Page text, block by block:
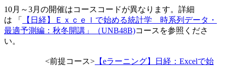
10月～3月の開催はコースコードが異なります。詳細
は 「
【日経】Ｅｘｃｅｌで始める統計学 時系列データ・
最適予測編：秋冬開講」（UNB48B)コースを参照くださ
い。
<前提コース> 【eラーニング】日経：Excelで始